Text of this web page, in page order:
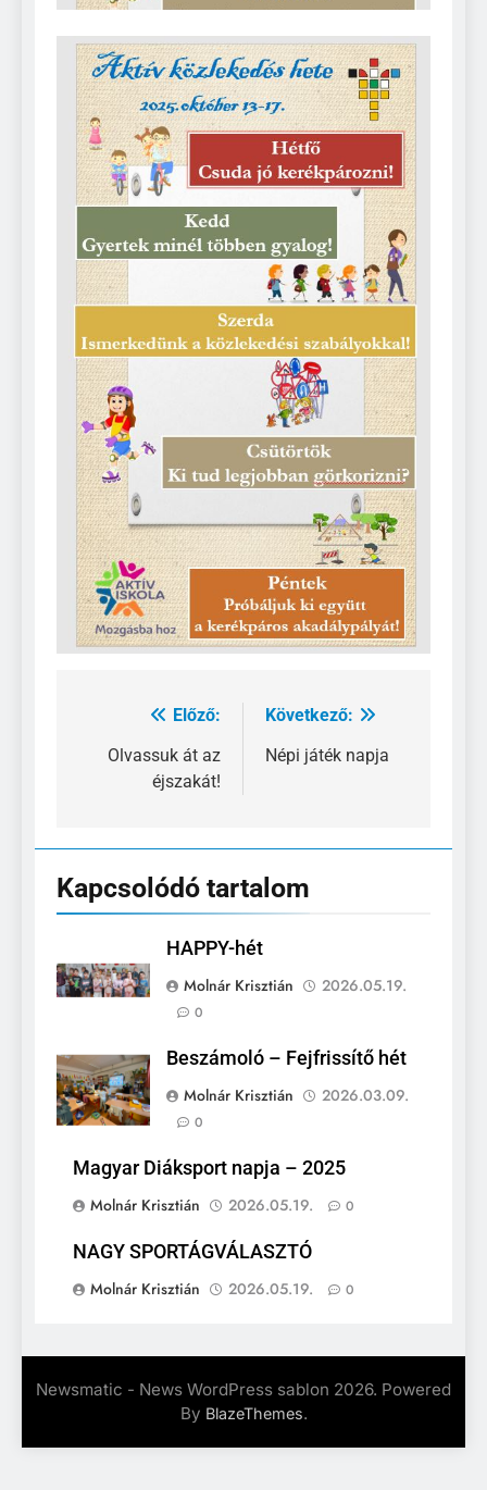
Bejegyzés
navigáció
Előző:
Olvassuk át az
éjszakát!
Következő:
Népi játék napja
Kapcsolódó tartalom
HAPPY-hét
Molnár Krisztián
2026.05.19.
0
Beszámoló – Fejfrissítő hét
Molnár Krisztián
2026.03.09.
0
Magyar Diáksport napja – 2025
Molnár Krisztián
2026.05.19. 0
NAGY SPORTÁGVÁLASZTÓ
Molnár Krisztián
2026.05.19. 0
Newsmatic - News WordPress sablon 2026. Powered
By BlazeThemes.